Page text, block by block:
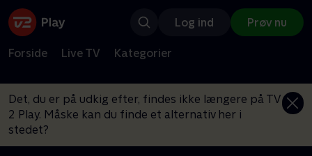
Log ind Prøv nu
Forside Live TV Kategorier
Det, du er på udkig efter, findes ikke længere på TV
2 Play. Måske kan du finde et alternativ her i
stedet?